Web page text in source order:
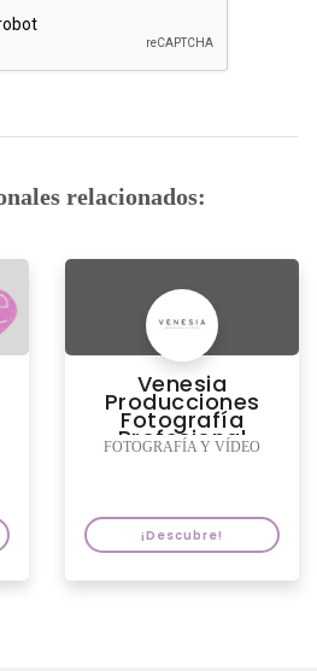
relacionados:
Venesia
Producciones
Fotografía
Profesional
FOTOGRAFÍA Y VÍDEO
¡Descubre!